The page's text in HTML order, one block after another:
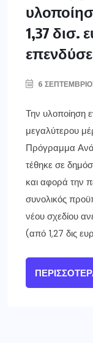
1,37 δισ.
6
Την υλοποίηση
μεγαλύτερου
Πρόγραμμα
τέθηκε σε
και αφορά την
συνολικός
νέου σχεδίου
(από 1,27 δις